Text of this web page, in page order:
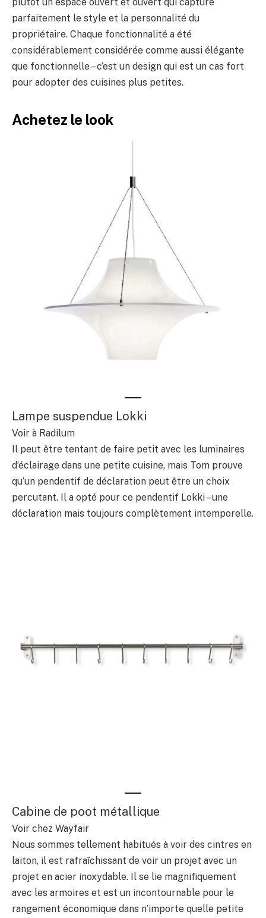
parfaitement le style et la personnalité du
propriétaire. Chaque fonctionnalité a été
considérablement considérée comme aussi élégante
que fonctionnelle – c’est un design qui est un cas fort
pour adopter des cuisines plus petites.
Achetez le look
Lampe suspendue Lokki
Voir à Radilum
Il peut être tentant de faire petit avec les luminaires
d’éclairage dans une petite cuisine, mais Tom prouve
qu’un pendentif de déclaration peut être un choix
percutant. Il a opté pour ce pendentif Lokki – une
déclaration mais toujours complètement intemporelle.
Cabine de poot métallique
Voir chez Wayfair
Nous sommes tellement habitués à voir des cintres en
laiton, il est rafraîchissant de voir un projet avec un
projet en acier inoxydable. Il se lie magnifiquement
avec les armoires et est un incontournable pour le
rangement économique dans n’importe quelle petite